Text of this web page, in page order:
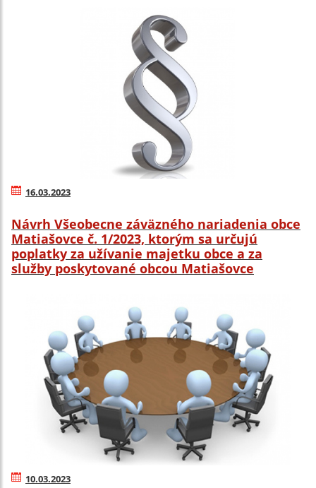
16.03.2023
Návrh Všeobecne záväzného nariadenia obce
Matiašovce č. 1/2023, ktorým sa určujú
poplatky za užívanie majetku obce a za
služby poskytované obcou Matiašovce
10.03.2023